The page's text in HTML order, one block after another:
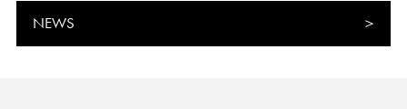
NEWS